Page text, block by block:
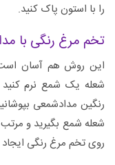
را با استون پاک کنید.
تخم مرغ رنگی با
این روش هم آسان
شعله یک شمع نرم
رنگین مدادشمعی
شعله شمع بگیرید و
روی تخم‌ مرغ رنگی